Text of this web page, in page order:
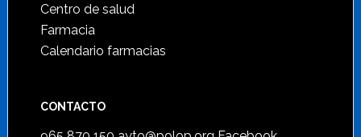
Centro de salud
Farmacia
Calendario farmacias
CONTACTO